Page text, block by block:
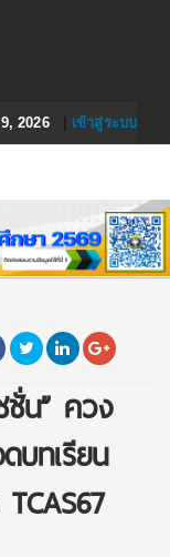
2026| เข้าสู่ระบบ
น” ควง
บทเรียน